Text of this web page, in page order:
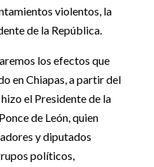
violentos, la
de la República.
los efectos que
en Chiapas, a partir del
el Presidente de la
de León, quien
y diputados
políticos,